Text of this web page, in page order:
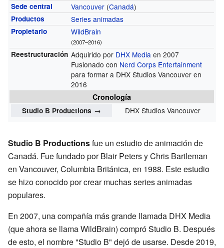
Sede central Vancouver (Canadá)
Productos Series animadas
Propietario WildBrain
(2007–2016)
Reestructuración Adquirido por DHX Media en 2007
Fusionado con Nerd Corps Entertainment
para formar a DHX Studios Vancouver en
2016
Cronología
Studio B Productions → DHX Studios Vancouver
Studio B Productionsfue un estudio de animación de
Canadá. Fue fundado por Blair Peters y Chris Bartleman
en Vancouver, Columbia Británica, en 1988. Este estudio
se hizo conocido por crear muchas series animadas
populares.
En 2007, una compañía más grande llamada DHX Media
(que ahora se llama WildBrain) compró Studio B. Después
de esto, el nombre "Studio B" dejó de usarse. Desde 2019,